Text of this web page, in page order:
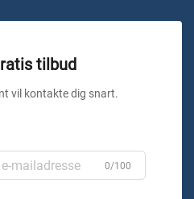
tilbud
vil kontakte dig snart.
0/100